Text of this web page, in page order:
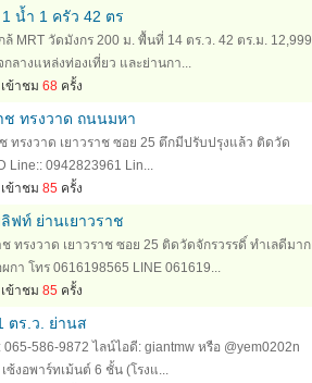
น้ำ 1 ครัว 42 ตร
MRT วัดมังกร 200 ม. พื้นที่ 14 ตร.ว. 42 ตร.ม. 12,999
างแหล่งท่องเที่ยว และย่านกา...
ข้าชม 68ครั้ง
ช ทรงวาด ถนนมหา
ทรงวาด เยาวราช ซอย 25 ตึกมีปรับปรุงแล้ว ติดวัด
0942823961 Lin...
ข้าชม 85ครั้ง
ฟท์ ย่านเยาวราช
ทรงวาด เยาวราช ซอย 25 ติดวัดจักรวรรดิ์ ทำเลดีมาก
า โทร 0616198565 LINE 061619...
ข้าชม 85ครั้ง
ตร.ว. ย่านส
586-9872 ไลน์ไอดี: giantmw หรือ @yem0202n
ซ้งอพาร์ทเม้นต์ 6 ชั้น (โรงแ...